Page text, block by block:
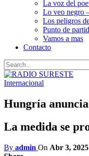
La voz del
Lo veo negro
Los peligros
Punto de
Vamos a mas
Contacto
Internacional
Hungría
La medida se
By admin On Abr 3, 2025